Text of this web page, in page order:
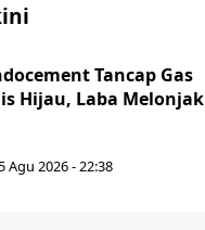
Tancap Gas
Hijau, Laba Melonjak
Agu 2026 - 22:38